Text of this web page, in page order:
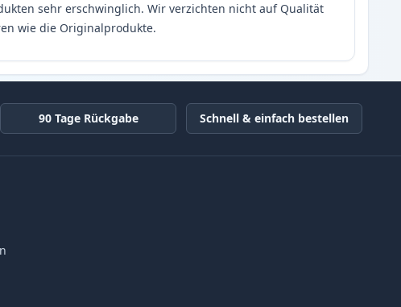
sehr erschwinglich. Wir verzichten nicht auf Qualität
wie die Originalprodukte.
90 Tage Rückgabe Schnell & einfach bestellen